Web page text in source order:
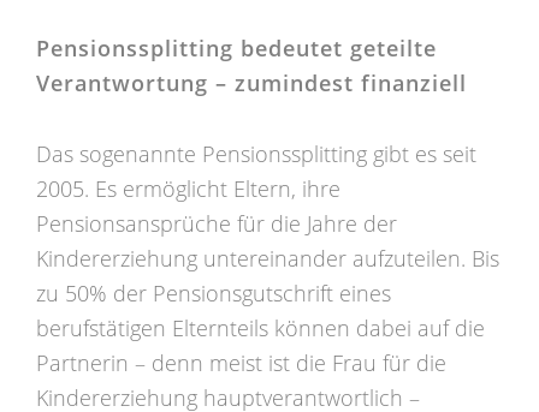
Pensionssplitting bedeutet geteilte
Verantwortung – zumindest finanziell
Das sogenannte Pensionssplitting gibt es seit
2005. Es ermöglicht Eltern, ihre
Pensionsansprüche für die Jahre der
Kindererziehung untereinander aufzuteilen. Bis
zu 50% der Pensionsgutschrift eines
berufstätigen Elternteils können dabei auf die
Partnerin – denn meist ist die Frau für die
Kindererziehung hauptverantwortlich –